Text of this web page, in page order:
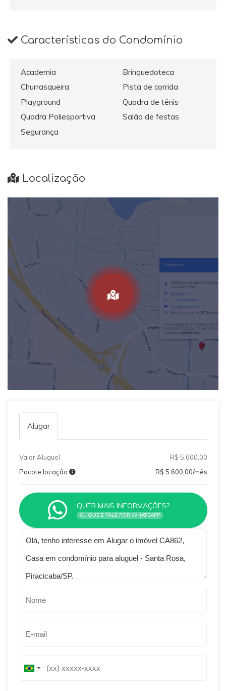
Características do Condomínio
Academia
Brinquedoteca
Churrasqueira
Pista de corrida
Playground
Quadra de tênis
Quadra Poliesportiva
Salão de festas
Segurança
Localização
Alugar
Valor Aluguel
R$ 5.600,00
Pacote locação
R$ 5.600,00/mês
QUER MAIS INFORMAÇÕES?
CLIQUE E FALE POR WHATSAPP
B